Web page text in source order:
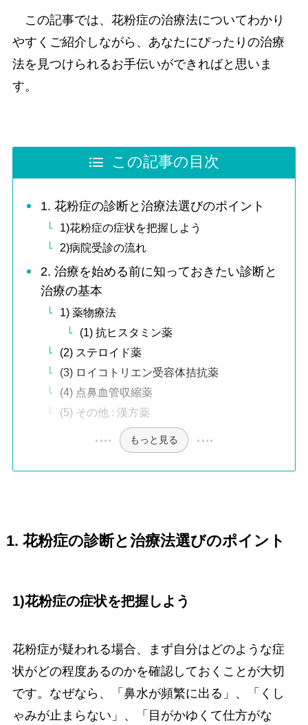
この記事では、花粉症の治療法についてわかり
やすくご紹介しながら、あなたにぴったりの治療
法を見つけられるお手伝いができればと思いま
す。
この記事の目次
1. 花粉症の診断と治療法選びのポイント
1)花粉症の症状を把握しよう
2)病院受診の流れ
2. 治療を始める前に知っておきたい診断と
治療の基本
1) 薬物療法
(1) 抗ヒスタミン薬
(2) ステロイド薬
(3) ロイコトリエン受容体拮抗薬
(4) 点鼻血管収縮薬
(5) その他 : 漢方薬
もっと見る
1. 花粉症の診断と治療法選びのポイント
1)花粉症の症状を把握しよう
花粉症が疑われる場合、まず自分はどのような症
状がどの程度あるのかを確認しておくことが大切
です。なぜなら、「鼻水が頻繁に出る」、「くし
ゃみが止まらない」、「目がかゆくて仕方がな